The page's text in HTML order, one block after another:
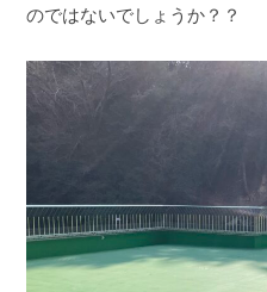
のではないでしょうか？？